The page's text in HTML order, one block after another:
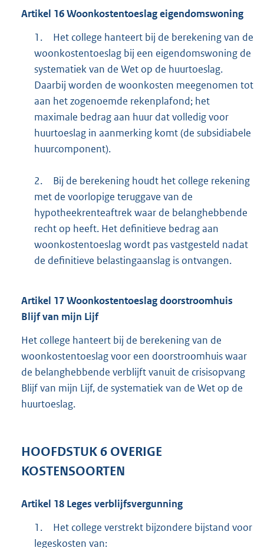
Artikel 16Woonkostentoeslag eigendomswoning
1.
Het college hanteert bij de berekening van de
woonkostentoeslag bij een eigendomswoning de
systematiek van de Wet op de huurtoeslag.
Daarbij worden de woonkosten meegenomen tot
aan het zogenoemde rekenplafond; het
maximale bedrag aan huur dat volledig voor
huurtoeslag in aanmerking komt (de subsidiabele
huurcomponent).
2.
Bij de berekening houdt het college rekening
met de voorlopige teruggave van de
hypotheekrenteaftrek waar de belanghebbende
recht op heeft. Het definitieve bedrag aan
woonkostentoeslag wordt pas vastgesteld nadat
de definitieve belastingaanslag is ontvangen.
Artikel 17Woonkostentoeslag doorstroomhuis
Blijf van mijn Lijf
Het college hanteert bij de berekening van de
woonkostentoeslag voor een doorstroomhuis waar
de belanghebbende verblijft vanuit de crisisopvang
Blijf van mijn Lijf, de systematiek van de Wet op de
huurtoeslag.
HOOFDSTUK6 OVERIGE
KOSTENSOORTEN
Artikel 18 Leges verblijfsvergunning
1.
Het college verstrekt bijzondere bijstand voor
legeskosten van: